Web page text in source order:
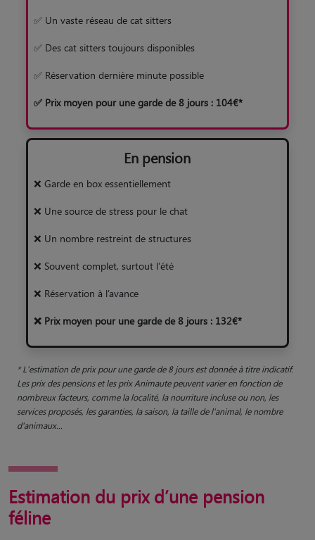
✅ Un vaste réseau de cat sitters
✅ Des cat sitters toujours disponibles
✅ Réservation dernière minute possible
✅ Prix moyen pour une garde de 8 jours : 104€*
En pension
❌ Garde en box essentiellement
❌ Une source de stress pour le chat
❌ Un nombre restreint de structures
❌ Souvent complet, surtout l’été
❌ Réservation à l’avance
❌ Prix moyen pour une garde de 8 jours : 132€*
* L'estimation de prix pour une garde de 8 jours est donnée à titre indicatif.
Les prix des pensions et les prix Animaute peuvent varier en fonction de
nombreux facteurs, comme la localité, la nourriture incluse ou non, les
services proposés, les garanties, la saison, la taille de l'animal, le nombre
d'animaux...
Estimation du prix d’une pension
féline